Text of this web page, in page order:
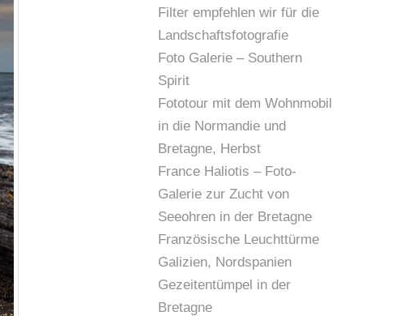
Filter empfehlen wir für die
Landschaftsfotografie
Foto Galerie – Southern
Spirit
Fototour mit dem Wohnmobil
in die Normandie und
Bretagne, Herbst
France Haliotis – Foto-
Galerie zur Zucht von
Seeohren in der Bretagne
Französische Leuchttürme
Galizien, Nordspanien
Gezeitentümpel in der
Bretagne